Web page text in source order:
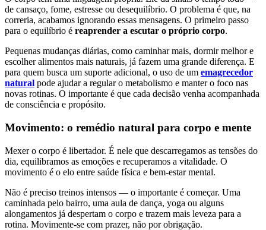
de cansaço, fome, estresse ou desequilíbrio. O problema é que, na
correria, acabamos ignorando essas mensagens. O primeiro passo
para o equilíbrio é reaprender a escutar o próprio corpo.
Pequenas mudanças diárias, como caminhar mais, dormir melhor e
escolher alimentos mais naturais, já fazem uma grande diferença. E
para quem busca um suporte adicional, o uso de um emagrecedor
natural pode ajudar a regular o metabolismo e manter o foco nas
novas rotinas. O importante é que cada decisão venha acompanhada
de consciência e propósito.
Movimento: o remédio natural para corpo e mente
Mexer o corpo é libertador. É nele que descarregamos as tensões do
dia, equilibramos as emoções e recuperamos a vitalidade. O
movimento é o elo entre saúde física e bem-estar mental.
Não é preciso treinos intensos — o importante é começar. Uma
caminhada pelo bairro, uma aula de dança, yoga ou alguns
alongamentos já despertam o corpo e trazem mais leveza para a
rotina. Movimente-se com prazer, não por obrigação.